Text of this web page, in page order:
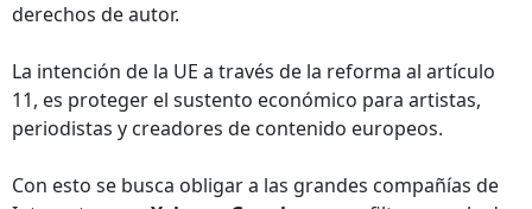
derechos de autor.
La intención de la UE a través de la reforma al artículo
11, es proteger el sustento económico para artistas,
periodistas y creadores de contenido europeos.
Con esto se busca obligar a las grandes compañías de